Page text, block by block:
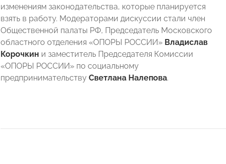
изменениям законодательства, которые планируется
взять в работу. Модераторами дискуссии стали член
Общественной палаты РФ, Председатель Московского
областного отделения «ОПОРЫ РОССИИ» Владислав
Корочкин и заместитель Председателя Комиссии
«ОПОРЫ РОССИИ» по социальному
предпринимательству Светлана Налепова.